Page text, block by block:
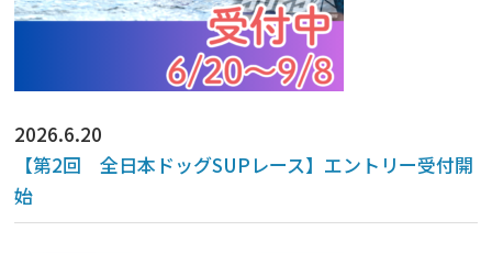
2026.6.20
【第2回 全日本ドッグSUPレース】エントリー受付開
始